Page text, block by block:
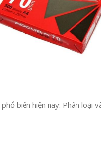
biến hiện nay: Phân loại